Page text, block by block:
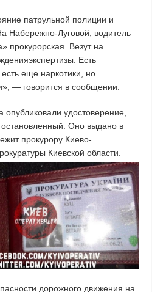
патрульной полиции и
Набережно-Луговой, водитель
прокурорская. Везут на
Есть
еще наркотики, но
— говорится в сообщении.
удостоверение,
Оно выдано в
прокурору Киево-
Киевской области.
дорожного движения на